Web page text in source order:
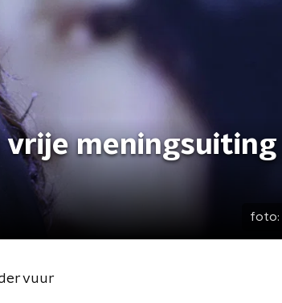
vrije meningsuiting
foto:
vuur